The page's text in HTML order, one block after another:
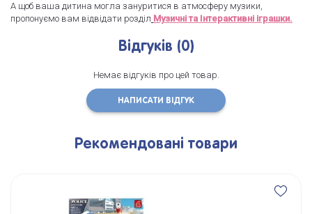
А щоб ваша дитина могла зануритися в атмосферу музики,
пропонуємо вам відвідати розділ Музичні та Інтерактивні іграшки.
Відгуків (0)
Немає відгуків про цей товар.
НАПИСАТИ ВІДГУК
Рекомендовані товари